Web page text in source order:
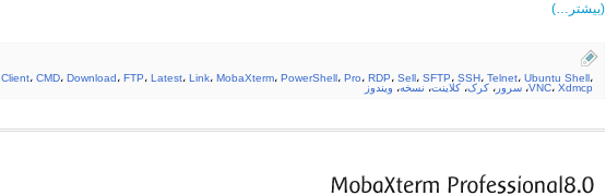
(بیشتر…)
Client، CMD، Download، FTP، Latest، Link، MobaXterm، PowerShell، Pro، RDP، Sell، SFTP، SSH، Telnet، Ubuntu Shell،
VNC، Xdmcp ، سرور ، کرک، کلاینت، نسخه، ویندوز